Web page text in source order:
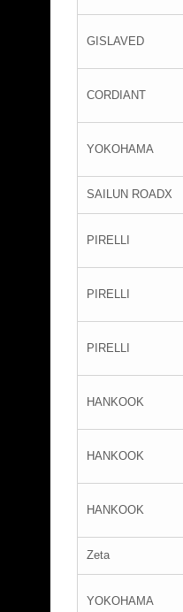
GISLAVED
CORDIANT
YOKOHAMA
SAILUN ROADX
PIRELLI
PIRELLI
PIRELLI
HANKOOK
HANKOOK
HANKOOK
Zeta
YOKOHAMA